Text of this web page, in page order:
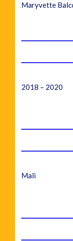
Maryvette
2018 – 2020
Mali